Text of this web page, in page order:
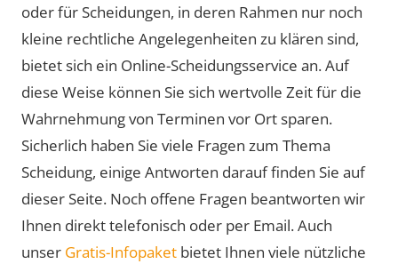
oder für Scheidungen, in deren Rahmen nur noch
kleine rechtliche Angelegenheiten zu klären sind,
bietet sich ein Online-Scheidungsservice an. Auf
diese Weise können Sie sich wertvolle Zeit für die
Wahrnehmung von Terminen vor Ort sparen.
Sicherlich haben Sie viele Fragen zum Thema
Scheidung, einige Antworten darauf finden Sie auf
dieser Seite. Noch offene Fragen beantworten wir
Ihnen direkt telefonisch oder per Email. Auch
unser Gratis-Infopaket bietet Ihnen viele nützliche